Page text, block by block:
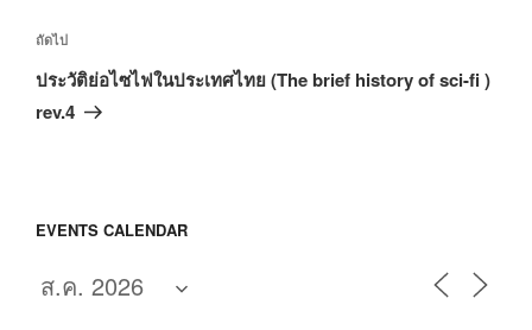
เรื่อง
ถัด
ไป
ถัดไป
ประวัติย่อไซไฟในประเทศไทย (The brief history of sci-fi )
rev.4
EVENTS CALENDAR